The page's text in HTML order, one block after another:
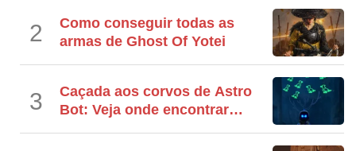
2
Como conseguir todas as
armas de Ghost Of Yotei
3
Caçada aos corvos de Astro
Bot: Veja onde encontrar